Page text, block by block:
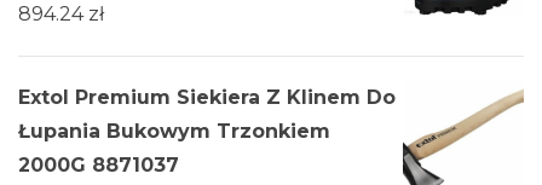
894.24 zł
Extol Premium Siekiera Z Klinem Do
Łupania Bukowym Trzonkiem
2000G 8871037